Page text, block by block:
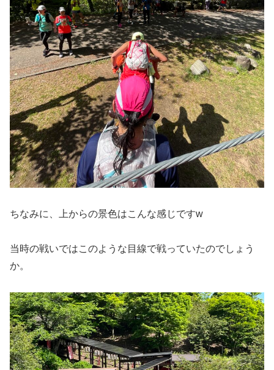
ちなみに、上からの景色はこんな感じですw
当時の戦いではこのような目線で戦っていたのでしょう
か。